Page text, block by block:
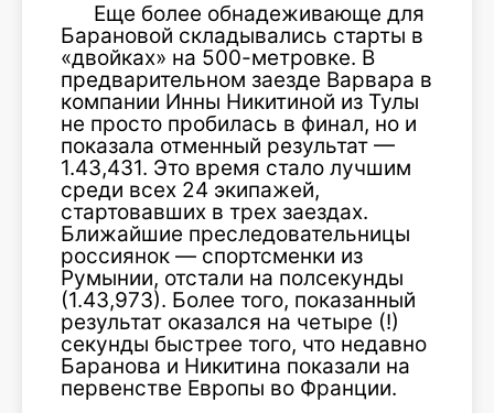
Еще более обнадеживающе для
Барановой складывались старты в
«двойках» на 500-метровке. В
предварительном заезде Варвара в
компании Инны Никитиной из Тулы
не просто пробилась в финал, но и
показала отменный результат —
1.43,431. Это время стало лучшим
среди всех 24 экипажей,
стартовавших в трех заездах.
Ближайшие преследовательницы
россиянок — спортсменки из
Румынии, отстали на полсекунды
(1.43,973). Более того, показанный
результат оказался на четыре (!)
секунды быстрее того, что недавно
Баранова и Никитина показали на
первенстве Европы во Франции.